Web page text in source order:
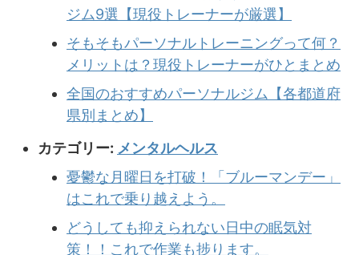
ジム9選【現役トレーナーが厳選】
そもそもパーソナルトレーニングって何？
メリットは？現役トレーナーがひとまとめ
全国のおすすめパーソナルジム【各都道府
県別まとめ】
カテゴリー: メンタルヘルス
憂鬱な月曜日を打破！「ブルーマンデー」
はこれで乗り越えよう。
どうしても抑えられない日中の眠気対
策！！これで作業も捗ります。